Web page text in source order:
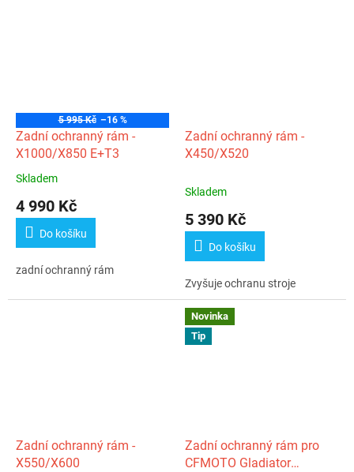
5 995 Kč –16 %
Zadní ochranný rám -
X1000/X850 E+T3
Průměrné
produktu
5,0
5
Skladem
4 990 Kč
Do košíku
zadní ochranný rám
Zadní ochranný rám -
X450/X520
Skladem
5 390 Kč
Do košíku
Zvyšuje ochranu stroje
Zadní ochranný rám -
X550/X600
Novinka
Tip
Zadní ochranný rám pro
CFMOTO Gladiator